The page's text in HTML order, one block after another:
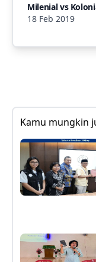
Milenial vs
18 Feb 2019
Kamu mungkin